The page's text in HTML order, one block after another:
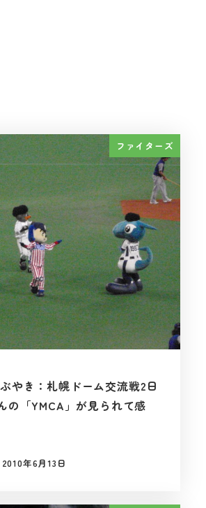
ファイターズ
やき：札幌ドーム交流戦2日
の「YMCA」が見られて感
投稿日
2010年6月13日